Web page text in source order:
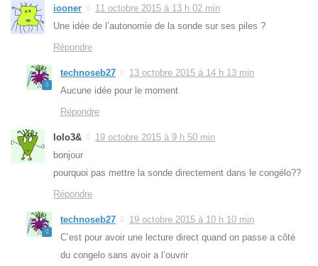
iooner
11 octobre 2015 à 13 h 02 min
Une idée de l’autonomie de la sonde sur ses piles ?
Répondre
technoseb27
13 octobre 2015 à 14 h 13 min
Aucune idée pour le moment
Répondre
lolo3&
19 octobre 2015 à 9 h 50 min
bonjour
pourquoi pas mettre la sonde directement dans le congélo??
Répondre
technoseb27
19 octobre 2015 à 10 h 10 min
C’est pour avoir une lecture direct quand on passe a côté
du congelo sans avoir a l’ouvrir